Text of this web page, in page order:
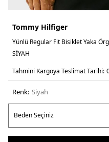
Tommy Hilfiger
Yünlü Regular Fit Bisiklet Yaka
SİYAH
Tahmini Kargoya Teslimat Tarihi:
Renk: si̇yah